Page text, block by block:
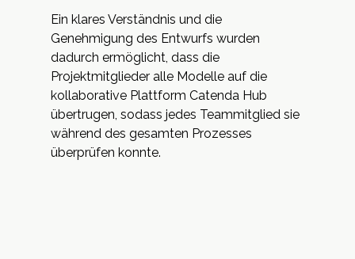
Ein klares Verständnis und die
Genehmigung des Entwurfs wurden
dadurch ermöglicht, dass die
Projektmitglieder alle Modelle auf die
kollaborative Plattform Catenda Hub
übertrugen, sodass jedes Teammitglied sie
während des gesamten Prozesses
überprüfen konnte.